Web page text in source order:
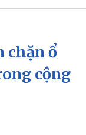
tiết
chặn ổ
cộng